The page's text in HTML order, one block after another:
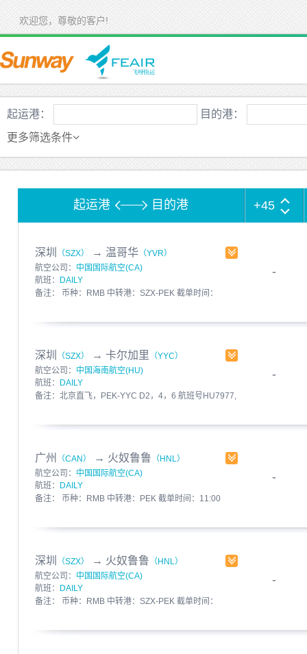
欢迎您，尊敬的客户!
起运港：
目的港：
更多筛选条件
起运港 目的港 +45
深圳 （SZX） → 温哥华 （YVR）
航空公司： 中国国际航空(CA)
航班：
DAILY
备注： 币种：RMB 中转港：SZX-PEK 截单时间：
发布人：飞呀快运 发布时间：2017-03-15
-
深圳 （SZX） → 卡尔加里 （YYC）
航空公司： 中国海南航空(HU)
航班：
DAILY
备注：北京直飞，PEK-YYC D2，4，6 航班号HU7977,
RMB 中转港：PEK 截单时间：11:00
有效期至：2017-03-22
-
广州 （CAN） → 火奴鲁鲁 （HNL）
航空公司： 中国国际航空(CA)
航班：
DAILY
备注： 币种：RMB 中转港：PEK 截单时间：11:00
有效期至：2017-03-21
-
深圳 （SZX） → 火奴鲁鲁 （HNL）
航空公司： 中国国际航空(CA)
航班：
DAILY
备注： 币种：RMB 中转港：SZX-PEK 截单时间：
发布人：飞呀快运 发布时间：2017-03-15
-